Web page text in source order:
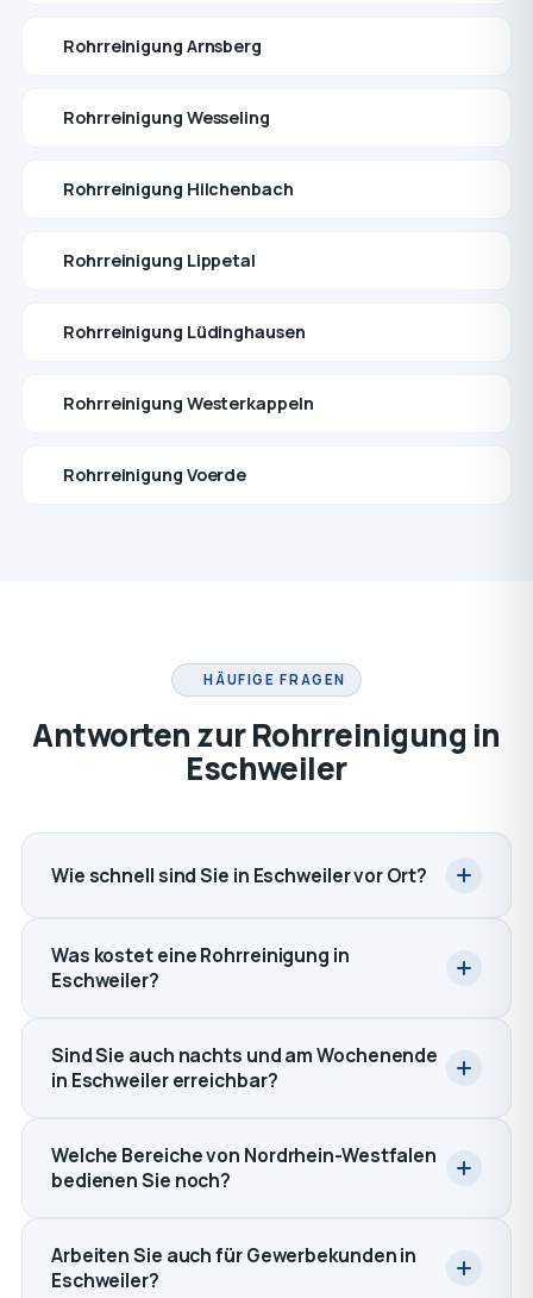
Rohrreinigung Arnsberg
Rohrreinigung Wesseling
Rohrreinigung Hilchenbach
Rohrreinigung Lippetal
Rohrreinigung Lüdinghausen
Rohrreinigung Westerkappeln
Rohrreinigung Voerde
HÄUFIGE FRAGEN
Antworten zur Rohrreinigung in
Eschweiler
Wie schnell sind Sie in Eschweiler vor Ort?
Was kostet eine Rohrreinigung in
Eschweiler?
Sind Sie auch nachts und am Wochenende
in Eschweiler erreichbar?
Welche Bereiche von Nordrhein-Westfalen
bedienen Sie noch?
Arbeiten Sie auch für Gewerbekunden in
Eschweiler?